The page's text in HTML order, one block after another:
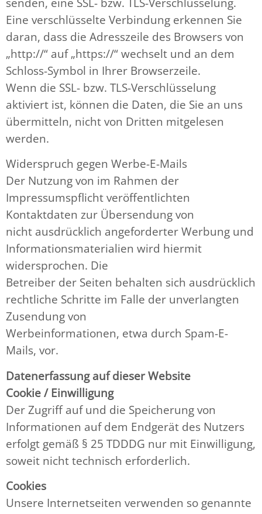
Eine verschlüsselte Verbindung erkennen Sie
daran, dass die Adresszeile des Browsers von
„http://“ auf „https://“ wechselt und an dem
Schloss-Symbol in Ihrer Browserzeile.
Wenn die SSL- bzw. TLS-Verschlüsselung
aktiviert ist, können die Daten, die Sie an uns
übermitteln, nicht von Dritten mitgelesen
werden.
Widerspruch gegen Werbe-E-Mails
Der Nutzung von im Rahmen der
Impressumspflicht veröffentlichten
Kontaktdaten zur Übersendung von
nicht ausdrücklich angeforderter Werbung und
Informationsmaterialien wird hiermit
widersprochen. Die
Betreiber der Seiten behalten sich ausdrücklich
rechtliche Schritte im Falle der unverlangten
Zusendung von
Werbeinformationen, etwa durch Spam-E-
Mails, vor.
Datenerfassung auf dieser Website
Cookie / Einwilligung
Der Zugriff auf und die Speicherung von
Informationen auf dem Endgerät des Nutzers
erfolgt gemäß § 25 TDDDG nur mit Einwilligung,
soweit nicht technisch erforderlich.
Cookies
Unsere Internetseiten verwenden so genannte